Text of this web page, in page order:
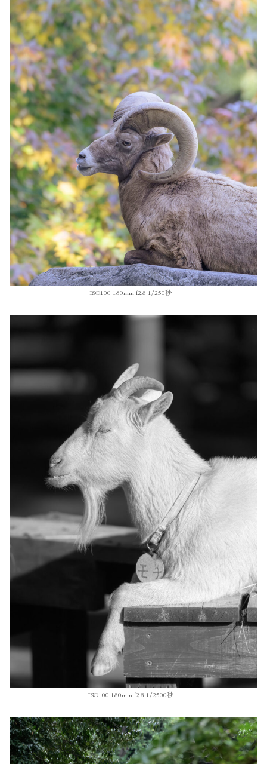
ISO100 180mm f2.8 1/250秒
ISO100 180mm f2.8 1/2500秒